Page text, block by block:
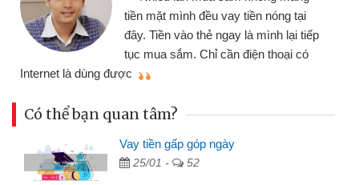
nhiều lúc cần vốn nhập hàng, nhờ biết
đến website qua bạn bè giới thiệu tôi
đã giải quyết được công việc của
Có thể bạn quan tâm?
Vay tiền gấp góp ngày
25/01 - 52